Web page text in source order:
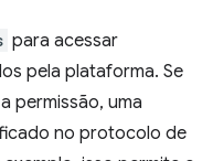
para acessar
pela plataforma. Se
permissão, uma
no protocolo de